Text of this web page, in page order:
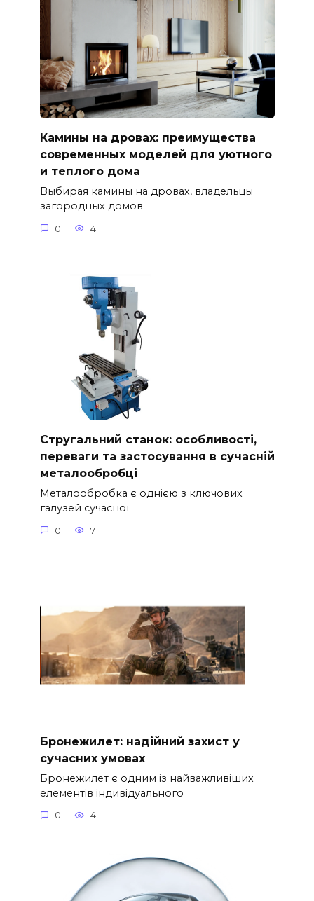
Камины на дровах: преимущества
современных моделей для уютного
и теплого дома
Выбирая камины на дровах, владельцы
загородных домов
0 4
Стругальний станок: особливості,
переваги та застосування в сучасній
металообробці
Металообробка є однією з ключових
галузей сучасної
0 7
Бронежилет: надійний захист у
сучасних умовах
Бронежилет є одним із найважливіших
елементів індивідуального
0 4